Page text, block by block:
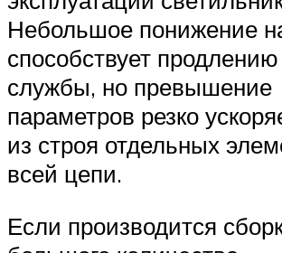
Небольшое понижение
способствует
службы, но превышение
параметров резко
из строя отдельных
всей цепи.
Если производится